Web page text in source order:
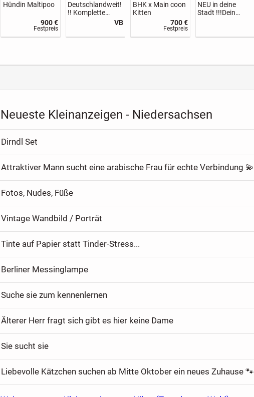
Hündin Maltipoo
900 €
Festpreis
Deutschlandweit!
!! Komplette
Sanitär-Wasser-
VB
BHK x Main coon
Kitten
700 €
Festpreis
NEU in deine
Stadt !!!Dein
Couch !!
Neueste Kleinanzeigen - Niedersachsen
Dirndl Set
Attraktiver Mann sucht eine arabische Frau für echte Verbindung 💫
Fotos, Nudes, Füße
Vintage Wandbild / Porträt
Tinte auf Papier statt Tinder-Stress...
Berliner Messinglampe
Suche sie zum kennenlernen
Älterer Herr fragt sich gibt es hier keine Dame
Sie sucht sie
Liebevolle Kätzchen suchen ab Mitte Oktober ein neues Zuhause 🐾